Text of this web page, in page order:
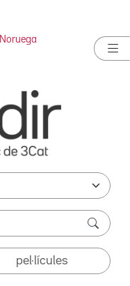
Noruega
pel·lícules